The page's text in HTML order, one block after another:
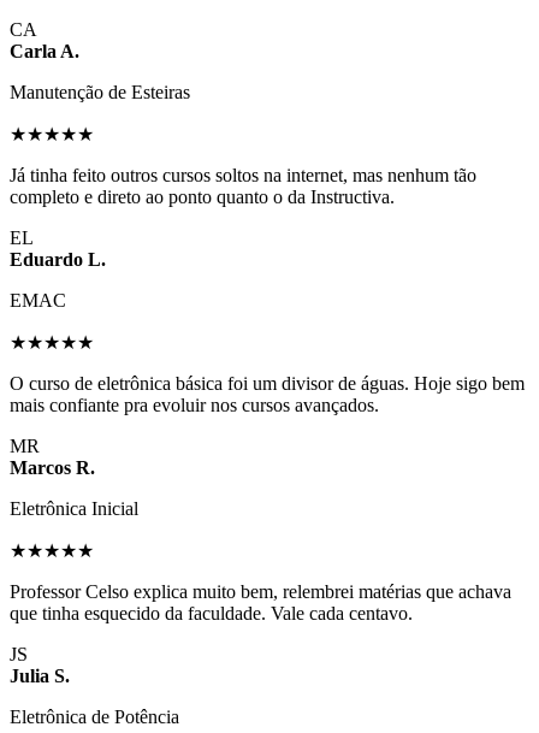
CA
Carla A.
Manutenção de Esteiras
★★★★★
Já tinha feito outros cursos soltos na internet, mas nenhum tão
completo e direto ao ponto quanto o da Instructiva.
EL
Eduardo L.
EMAC
★★★★★
O curso de eletrônica básica foi um divisor de águas. Hoje sigo bem
mais confiante pra evoluir nos cursos avançados.
MR
Marcos R.
Eletrônica Inicial
★★★★★
Professor Celso explica muito bem, relembrei matérias que achava
que tinha esquecido da faculdade. Vale cada centavo.
JS
Julia S.
Eletrônica de Potência